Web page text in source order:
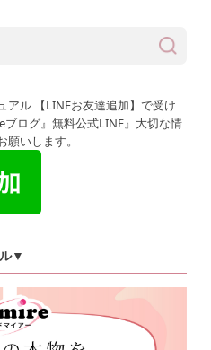
ル 【LINEお友達追加】で受け
ログ』無料公式LINE』大切な情
いします。
▼